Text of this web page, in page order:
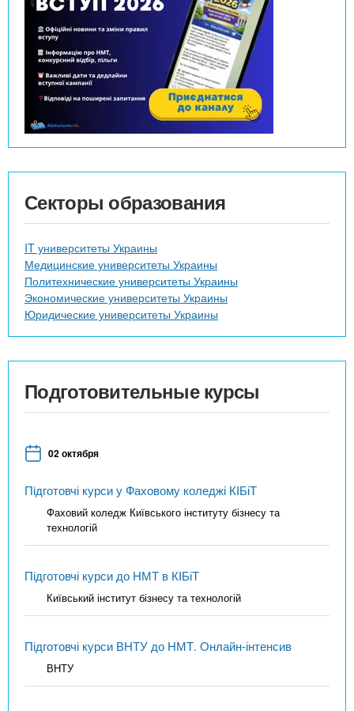
Секторы образования
IT университеты Украины
Медицинские университеты Украины
Политехнические университеты Украины
Экономические университеты Украины
Юридические университеты Украины
Подготовительные курсы
02 октября
Підготовчі курси у Фаховому коледжі КІБіТ
Фаховий коледж Київського інституту бізнесу та
технологій
Підготовчі курси до НМТ в КІБіТ
Київський інститут бізнесу та технологій
Підготовчі курси ВНТУ до НМТ. Онлайн-інтенсив
ВНТУ